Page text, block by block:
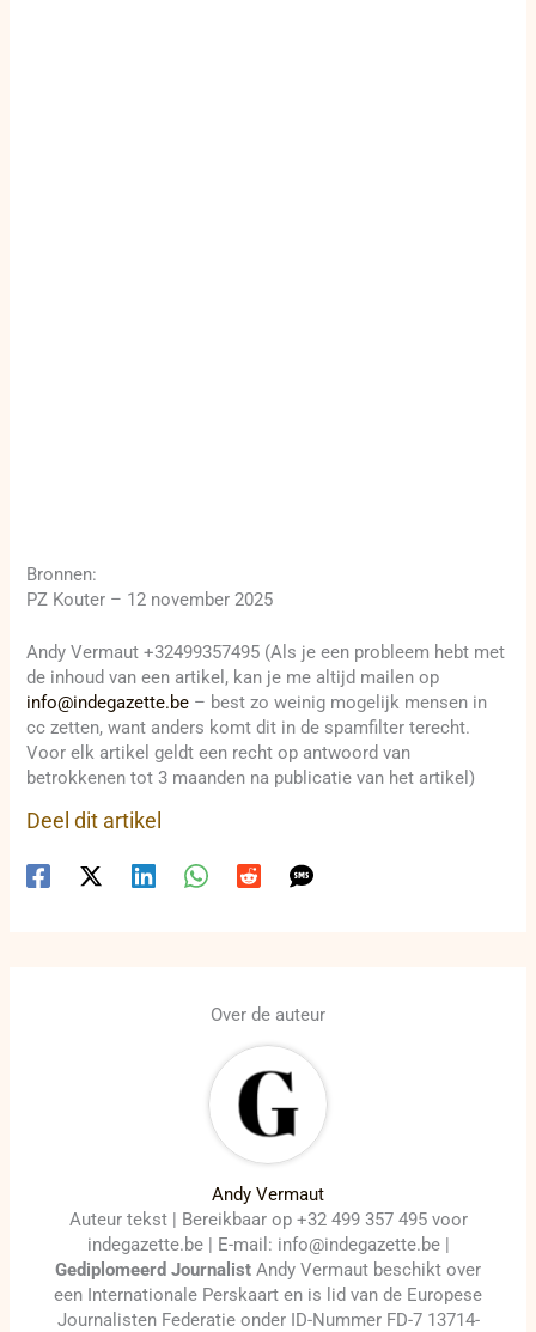
Bronnen:
PZ Kouter – 12 november 2025
Andy Vermaut +32499357495 (Als je een probleem hebt met
de inhoud van een artikel, kan je me altijd mailen op
info@indegazette.be – best zo weinig mogelijk mensen in
cc zetten, want anders komt dit in de spamfilter terecht.
Voor elk artikel geldt een recht op antwoord van
betrokkenen tot 3 maanden na publicatie van het artikel)
Deel dit artikel
Over de auteur
Andy Vermaut
Auteur tekst | Bereikbaar op +32 499 357 495 voor
indegazette.be | E-mail: info@indegazette.be |
Gediplomeerd Journalist Andy Vermaut beschikt over
een Internationale Perskaart en is lid van de Europese
Journalisten Federatie onder ID-Nummer FD-7 13714-